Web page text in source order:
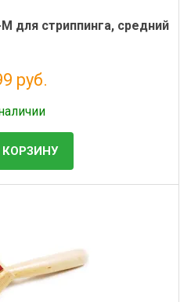
для стриппинга, средний
руб.
КОРЗИНУ